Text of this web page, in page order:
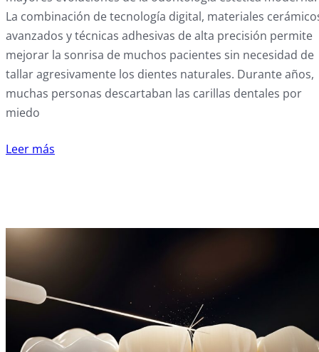
La combinación de tecnología digital, materiales
avanzados y técnicas adhesivas de alta precisión permite
mejorar la sonrisa de muchos pacientes sin necesidad de
tallar agresivamente los dientes naturales. Durante años,
muchas personas descartaban las carillas dentales por
miedo
Leer más